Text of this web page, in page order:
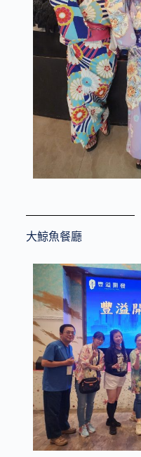
大鯨魚餐廳